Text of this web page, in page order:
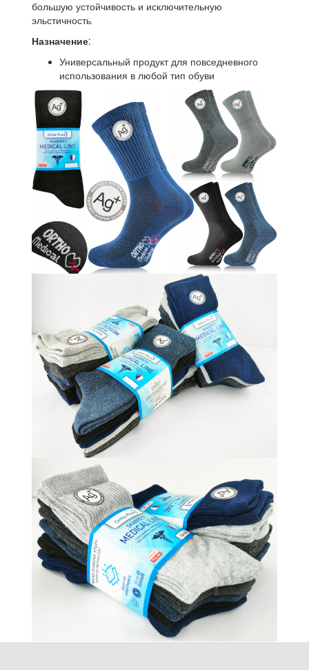
большую устойчивость и исключительную
эльстичность.
Назначение:
Универсальный продукт для повседневного
использования в любой тип обуви